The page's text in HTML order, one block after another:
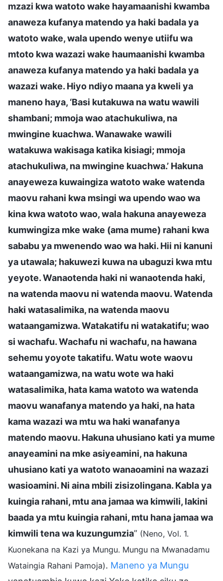
mzazi kwa watoto wake hayamaanishi kwamba
anaweza kufanya matendo ya haki badala ya
watoto wake, wala upendo wenye utiifu wa
mtoto kwa wazazi wake haumaanishi kwamba
anaweza kufanya matendo ya haki badala ya
wazazi wake. Hiyo ndiyo maana ya kweli ya
maneno haya, ‘Basi kutakuwa na watu wawili
shambani; mmoja wao atachukuliwa, na
mwingine kuachwa. Wanawake wawili
watakuwa wakisaga katika kisiagi; mmoja
atachukuliwa, na mwingine kuachwa.’ Hakuna
anayeweza kuwaingiza watoto wake watenda
maovu rahani kwa msingi wa upendo wao wa
kina kwa watoto wao, wala hakuna anayeweza
kumwingiza mke wake (ama mume) rahani kwa
sababu ya mwenendo wao wa haki. Hii ni kanuni
ya utawala; hakuwezi kuwa na ubaguzi kwa mtu
yeyote. Wanaotenda haki ni wanaotenda haki,
na watenda maovu ni watenda maovu. Watenda
haki watasalimika, na watenda maovu
wataangamizwa. Watakatifu ni watakatifu; wao
si wachafu. Wachafu ni wachafu, na hawana
sehemu yoyote takatifu. Watu wote waovu
wataangamizwa, na watu wote wa haki
watasalimika, hata kama watoto wa watenda
maovu wanafanya matendo ya haki, na hata
kama wazazi wa mtu wa haki wanafanya
matendo maovu. Hakuna uhusiano kati ya mume
anayeamini na mke asiyeamini, na hakuna
uhusiano kati ya watoto wanaoamini na wazazi
wasioamini. Ni aina mbili zisizolingana. Kabla ya
kuingia rahani, mtu ana jamaa wa kimwili, lakini
baada ya mtu kuingia rahani, mtu hana jamaa wa
kimwili tena wa kuzungumzia” (Neno, Vol. 1.
Kuonekana na Kazi ya Mungu. Mungu na Mwanadamu
Wataingia Rahani Pamoja). Maneno ya Mungu